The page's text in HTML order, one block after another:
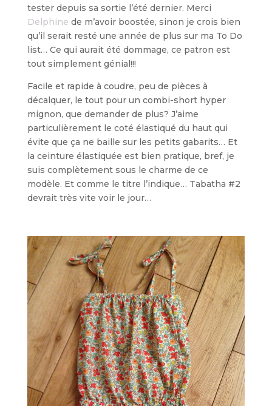
tester depuis sa sortie l’été dernier. Merci
Delphine de m’avoir boostée, sinon je crois bien
qu’il serait resté une année de plus sur ma To Do
list… Ce qui aurait été dommage, ce patron est
tout simplement génial!!!
Facile et rapide à coudre, peu de pièces à
décalquer, le tout pour un combi-short hyper
mignon, que demander de plus? J’aime
particulièrement le coté élastiqué du haut qui
évite que ça ne baille sur les petits gabarits… Et
la ceinture élastiquée est bien pratique, bref, je
suis complètement sous le charme de ce
modèle. Et comme le titre l’indique… Tabatha #2
devrait très vite voir le jour…